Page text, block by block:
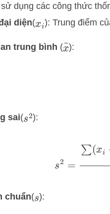
dụng các công thức
diện(xi): Trung điểm
trung bình (x¯
):
sai(s2):
=∑ (
chuẩn(s):